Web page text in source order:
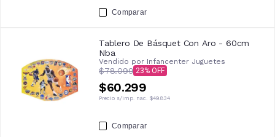
Comparar
Tablero De Básquet Con Aro - 60cm
Nba
Vendido por Infancenter Juguetes
$78.099 23
$60.299
Precio s/imp. nac. $49.834
Comparar